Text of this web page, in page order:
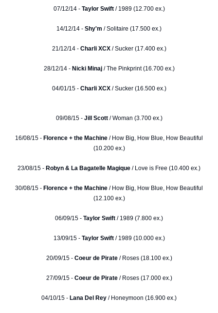
07/12/14 - Taylor Swift/ 1989 (12.700 ex.)
14/12/14 - Shy'm / Solitaire (17.500 ex.)
21/12/14 - Charli XCX/ Sucker (17.400 ex.)
28/12/14 -Nicki Minaj/ The Pinkprint (16.700 ex.)
04/01/15 - Charli XCX/ Sucker (16.500 ex.)
09/08/15 - Jill Scott / Woman (3.700 ex.)
16/08/15 - Florence + the Machine / How Big, How Blue, How Beautiful
(10.200 ex.)
23/08/15 - Robyn & La Bagatelle Magique / Love is Free (10.400 ex.)
30/08/15 - Florence + the Machine / How Big, How Blue, How Beautiful
(12.100 ex.)
06/09/15 - Taylor Swift / 1989 (7.800 ex.)
13/09/15 - Taylor Swift / 1989 (10.000 ex.)
20/09/15 - Coeur de Pirate/ Roses (18.100 ex.)
27/09/15 - Coeur de Pirate/ Roses (17.000 ex.)
04/10/15 - Lana Del Rey / Honeymoon (16.900 ex.)